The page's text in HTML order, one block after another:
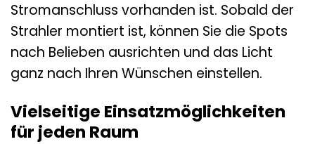
Stromanschluss vorhanden ist. Sobald der
Strahler montiert ist, können Sie die Spots
nach Belieben ausrichten und das Licht
ganz nach Ihren Wünschen einstellen.
Vielseitige Einsatzmöglichkeiten
für jeden Raum